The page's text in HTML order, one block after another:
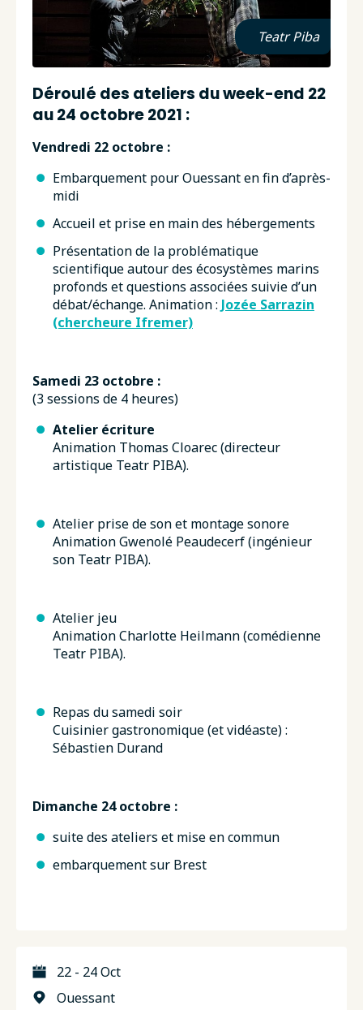
Teatr Piba
Déroulé des ateliers du week-end 22
au 24 octobre 2021 :
Vendredi 22 octobre :
Embarquement pour Ouessant en fin d’après-
midi
Accueil et prise en main des hébergements
Présentation de la problématique
scientifique autour des écosystèmes marins
profonds et questions associées suivie d’un
débat/échange. Animation : Jozée Sarrazin
(chercheure Ifremer)
Samedi 23 octobre :
(3 sessions de 4 heures)
Atelier écriture
Animation Thomas Cloarec (directeur
artistique Teatr PIBA).
Atelier prise de son et montage sonore
Animation Gwenolé Peaudecerf (ingénieur
son Teatr PIBA).
Atelier jeu
Animation Charlotte Heilmann (comédienne
Teatr PIBA).
Repas du samedi soir
Cuisinier gastronomique (et vidéaste) :
Sébastien Durand
Dimanche 24 octobre :
suite des ateliers et mise en commun
embarquement sur Brest
22 - 24 Oct
Ouessant